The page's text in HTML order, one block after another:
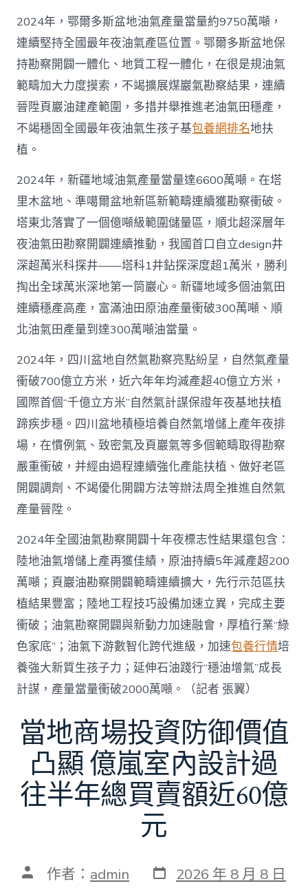
2024年，鄂爾多斯盆地油氣產量當量約9750萬噸，
連續堅持全國最年夜油氣產區位置。鄂爾多斯盆地保
持勘察開闢一體化、地質工程一體化，在很是規油氣
範疇加大力度摸索，不竭擴展煤巖氣勘察結果，連續
晉陞頁巖油建產範圍，多措并舉推進老油氣田穩產，
不竭穩固全國最年夜油氣生孩子基包養網排名地扶
植。
2024年，新疆地域油氣產量當量達6600萬噸。在塔
里木盆地、準噶爾盆地新區新範疇連續獲勘察衝破。
塔東北落實了一個億噸級範圍儲量區，順北超深層年
夜油氣田勘察開闢連續推動，我國首口自立design井
深超萬米科探井——塔科1井鉆探深度超1萬米，勝利
掏出全球萬米深地第一筒巖心。新疆地域多個油氣田
連續穩產高產，富滿油田原油產量衝破300萬噸、順
北油氣田產量到達300萬噸油當量。
2024年，四川盆地自然氣勘察亮點紛呈，自然氣產量
衝破700億立方米，近六年年均減產超40億立方米，
國際首個“千億立方米”自然氣計謀保證年夜基地扶植
蹄疾步穩。四川盆地積極培養自然氣增儲上產年夜排
場，在慣例氣、致密氣及頁巖氣等多個範疇取得勘察
嚴重衝破，并經由過程連續強化產能扶植、做好老區
開闢調劑、不竭優化開闢方法等辦法周全推進自然氣
產量晉陞。
2024年全國油氣勘察開闢十年夜標志性結果還包含：
陸地油氣增儲上產再獲佳績，原油持續5年減產超200
萬噸；頁巖油勘察開闢範疇連續擴大，先行示范區扶
植結果豐富；陸地工程技巧設備加速立異，完成主要
衝破；油氣勘察開闢與新動力加速融會，厚植行業“綠
色家底”；油氣下游數智化跨代進級，加速包養行情培
養強大新質生孩子力；延伸石油踐行“穩油增氣”成長
計謀，產量當量衝破2000萬噸。（記者 張翼）
當地商場投資防御價值
凸顯 億嵐室內設計過
往半年總買賣額近60億
元
文 作者： admin 發 2026 年 8 月 8 日